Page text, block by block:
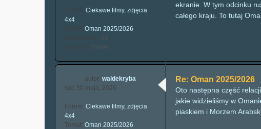
Ciekawe filmy, zdjęcia
4x4
Oman 2025/2026
25
25996
ekranie. W tym odcinku
całego kraju. To tutaj
autor: waldekryba
sob 30 maja, 2026
Forum: Ciekawe filmy, zdjęcia
4x4
Temat: Oman 2025/2026
Re: Oman 2025/2026
Oto następna część
jakie widzieliśmy w
piaskiem i Morzem